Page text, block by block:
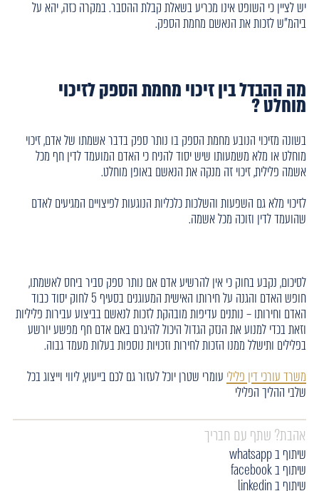
יש לציין כי השופט אינו מכריע בשאלת קבלת ההסבר. במקרה כזה, יהא על
ביהמ"ש לזכות את הנאשם מחמת הספק.
מה ההבדל בין זיכוי מחמת הספק לזיכוי
מוחלט ?
בשונה מזיכוי הנובע מחמת הספק בו נותר ספק בדבר אשמתו של אדם, זיכוי
מוחלט או מלא משמעותו שיש יסוד להניח כי האדם המועמד לדין חף מכל
אשמה פלילית, זיכוי זה מנקה את הנאשם באופן מוחלט.
לזיכוי מלא גם השפעות והשלכות כלכליות הנוגעות לפיצויים המגיעים לאדם
שהועמד לדין וזוכה מכל אשמה.
לסיכום, נקבע בחוק כי אין להרשיע אדם אם נותר ספק סביר ביחס לאשמתו,
חופש האדם והגנה על חירותו האישית המעוגנים בסעיף 5 לחוק יסוד כבוד
האדם וחירותו – נותנים עדיפות מובהקת לזכות לנאשם בביצוע עבירות פליליות
וזאת בכדי למנוע את הנזק הגדול היכול להיגרם באם אדם חף מפשע יורשע
בפלילים ותישלל ממנו הזכות לחירות וזכויות נוספות בעלות מעמד גבוה.
משרד עורכי דין פלילי עומרי שטרן יוכל לעזור גם לכם בייעוץ, ליווי וייצוג בכל
שלבי ההליך הפלילי
אהבת? שתף עם חבריך
שיתוף ב whatsapp
שיתוף ב facebook
שיתוף ב linkedin